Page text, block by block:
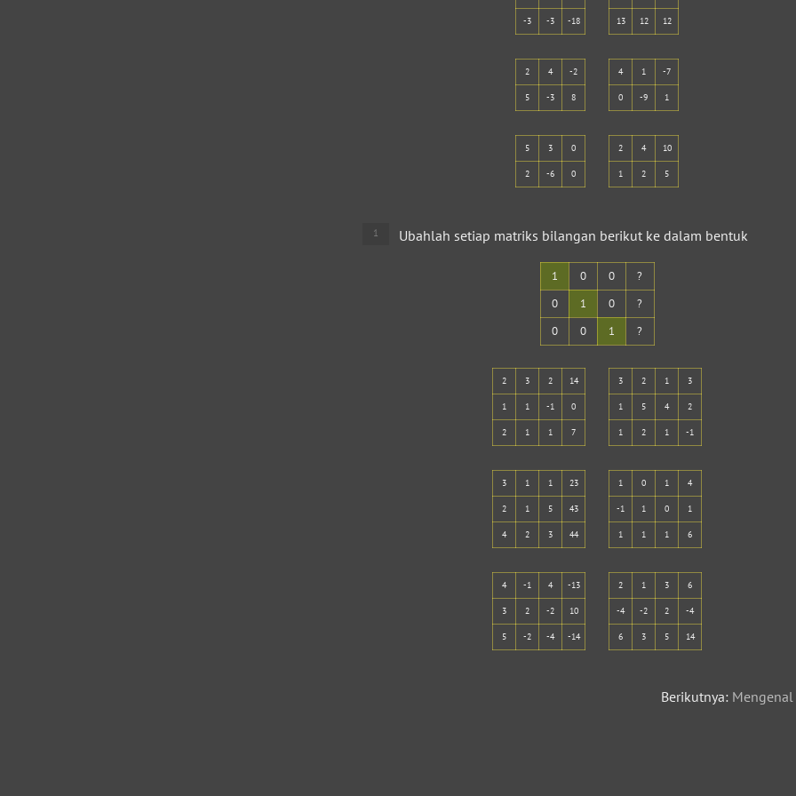
-3 -3 -18 13 12 12
2 4 -2
5 -3 8
4 1 -7
0 -9 1
5 3 0
2 -6 0
2 4 10
1 2 5
Ubahlah setiap matriks bilangan berikut ke dalam bentuk
1 0 0
?
0
1 0
?
0
0 1 ?
2 3 2 14
1 1 -1 0
2 1 1 7
3 2 1 3
1 5 4 2
1 2 1 -1
3 1 1 23
2 1 5 43
4 2 3 44
1 0 1 4
-1 1 0 1
1 1 1 6
4 -1 4 -13
3 2 -2 10
5 -2 -4 -14
2 1 3 6
-4 -2 2 -4
6 3 5 14
Berikutnya: